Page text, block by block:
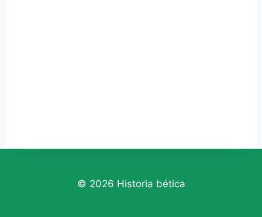
© 2026 Historia bética